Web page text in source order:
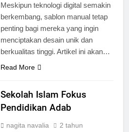
Meskipun teknologi digital semakin
berkembang, sablon manual tetap
penting bagi mereka yang ingin
menciptakan desain unik dan
berkualitas tinggi. Artikel ini akan…
Read More
Sekolah Islam Fokus
Pendidikan Adab
nagita navalia
2 tahun